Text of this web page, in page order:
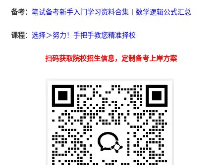
备考：笔试备考新手入门学习资料合集 丨数学逻辑公式汇总
课程：选择＞努力！手把手教您精准择校
扫码获取院校招生信息，定制备考上岸方案